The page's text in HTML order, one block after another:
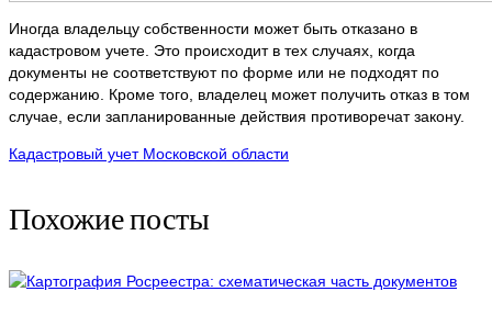
Иногда владельцу собственности может быть отказано в
кадастровом учете. Это происходит в тех случаях, когда
документы не соответствуют по форме или не подходят по
содержанию. Кроме того, владелец может получить отказ в том
случае, если запланированные действия противоречат закону.
Кадастровый учет Московской области
Похожие посты